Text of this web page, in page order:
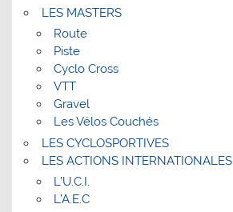
LES MASTERS
Route
Piste
Cyclo Cross
VTT
Gravel
Les Vélos Couchés
LES CYCLOSPORTIVES
LES ACTIONS INTERNATIONALES
L’U.C.I.
L’A.E.C